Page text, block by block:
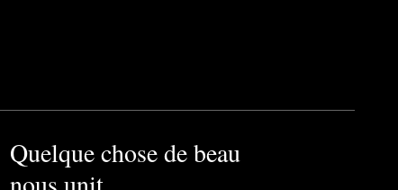
Quelque chose de beau